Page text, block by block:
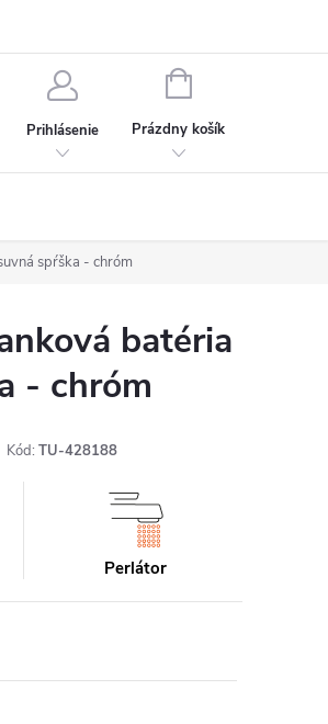
Prihlásenie
NÁKUPNÝ
Prázdny košík
spŕška - chróm
batéria
- chróm
Kód: TU-428188
Perlátor